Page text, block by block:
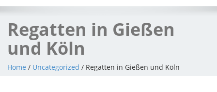
Regatten in Gießen
und Köln
Home / Uncategorized / Regatten in Gießen und Köln